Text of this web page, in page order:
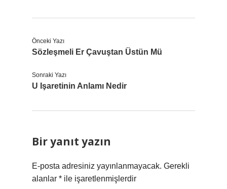
Önceki Yazı
Sözleşmeli Er Çavuştan Üstün Mü
Sonraki Yazı
U Işaretinin Anlamı Nedir
Bir yanıt yazın
E-posta adresiniz yayınlanmayacak. Gerekli
alanlar * ile işaretlenmişlerdir